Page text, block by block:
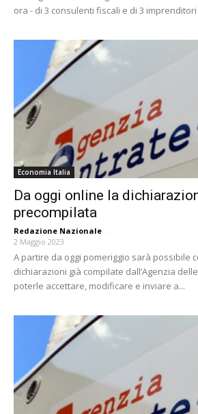
ora - di 3 consulenti fiscali e di 3 imprenditori
Economia Italia
Da oggi online la
precompilata
Redazione Nazionale -
2 Maggio 2023
A partire da oggi pomeriggio sarà possibile
dichiarazioni già compilate dall’Agenzia
poterle accettare, modificare e inviare a...